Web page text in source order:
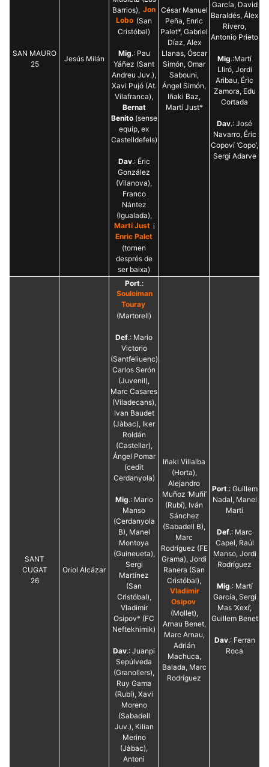
SAN MAURO
25
Jesús Milán
Barrios), Jon
Lobo (San
Cristóbal)
Mig.: Pau
Yáñez (Sant
Andreu Juv.),
Xavi Pujó (At.
Vilafranca),
Bernat
Benito(sense
equip, ex
Castelldefels)
Dav.: Éric
González
(Vilanova),
Franco
Nántez
(Igualada),
Martí Just i
Enric Palet
(tornen
després de
ser baixa)
César Manuel
Peña, Enric
Palet*, Gabriel
Díaz, Alex
Llanas, Óscar
Simón, Omar
Sabouni,
Ángel Simón,
Iñaki Baz,
Martí Just*
García, David
Baraldés, Álex
Rivero,
Antonio Prieto
Mig.:Martí
Lliró, Jordi
Aribau, Éric
Zamora, Edu
Cortada
Dav.: José
Navarro, Éric
Copoví ‘Copo’,
Sergi Adarve
SANT
CUGAT
26
Oriol Alcázar
Port.:
Souleiman
Touray
(Martorell)
Def.: Mario
Victorio
(Santfeliuenc),
Carlos Serón
(Juvenil),
Marc Casares
(Viladecans),
Ivan Baudet
(Jàbac), Iker
Roldán
(Castellar),
Ángel Pomar
(cedit
Cerdanyola)
Mig.: Mario
Manso
(Cerdanyola
B), Manel
Montoya
(Guineueta),
Sergi
Martínez
(San
Cristóbal),
Vladimir
Osipov* (FC
Neftekhimik)
Dav.: Juanpi
Sepúlveda
(Granollers),
Ruy Gama
(Rubí), Xavi
Moreno
(Sabadell
Juv.), Kilian
Merino
(Jàbac),
Antoni
Iñaki Villalba
(Horta),
Alejandro
Muñoz ‘Muñi’
(Rubí), Iván
Sánchez
(Sabadell B),
Marc
Rodríguez (FE
Grama), Jordi
Ranera (San
Cristóbal),
Vladimir
Osipov
(Mollet),
Arnau Benet,
Marc Arnau,
Adrián
Machuca,
Balada, Marc
Rodríguez
Port.: Guillem
Nadal, Manel
Martí
Def.: Marc
Capel, Raúl
Manso, Jordi
Rodríguez
Mig.: Martí
García, Sergi
Mas ‘Xexi’,
Guillem Benet
Dav.: Ferran
Roca